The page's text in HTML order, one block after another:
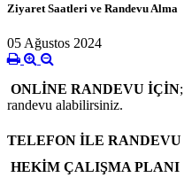
Ziyaret Saatleri ve Randevu Alma
05 Ağustos 2024
ONLİNE RANDEVU İÇİN;
randevu alabilirsiniz.
TELEFON İLE RANDEVU
HEKİM ÇALIŞMA PLANI